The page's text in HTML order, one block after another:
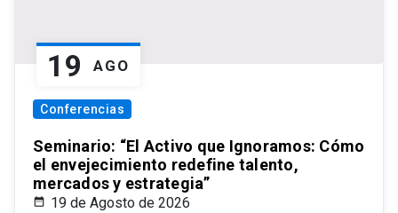
19 AGO
Conferencias
Seminario: “El Activo que Ignoramos: Cómo
el envejecimiento redefine talento,
mercados y estrategia”
19 de Agosto de 2026